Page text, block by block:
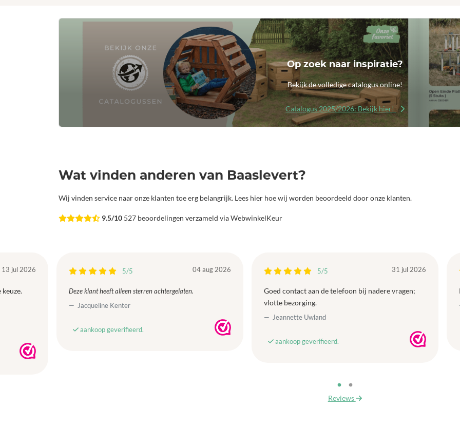
Op zoek naar inspiratie?
Bekijk de volledige catalogus online!
Catalogus 2025/2026: Bekijk hier!
Wat vinden anderen van Baaslevert?
Wij vinden service naar onze klanten toe erg belangrijk. Lees hier hoe wij worden beoordeeld door onze klanten.
9.5/10527 beoordelingen verzameld via WebwinkelKeur
13 jul 2026 5/5 04 aug 2026
Deze klant heeft alleen sterren achtergelaten.
Jacqueline Kenter
aankoop geverifieerd.
5/5 31 jul 2026
Goed contact aan de telefoon bij nadere vragen;
vlotte bezorging.
Jeannette Uwland
aankoop geverifieerd.
Reviews